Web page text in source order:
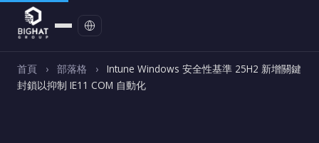
首頁 › 部落格 ›
Intune Windows 安全性基準 25H2 新增關鍵
封鎖以抑制 IE11 COM 自動化